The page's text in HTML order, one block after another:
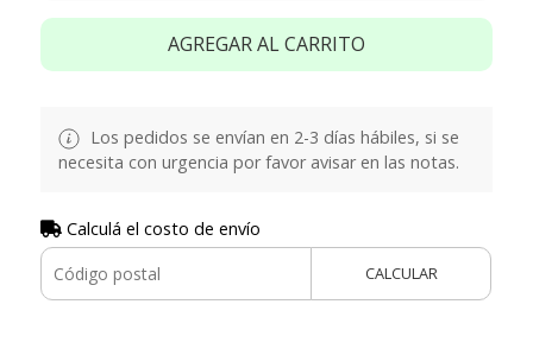
AGREGAR AL CARRITO
Los pedidos se envían en 2-3 días hábiles, si se
necesita con urgencia por favor avisar en las notas.
Calculá el costo de envío
CALCULAR